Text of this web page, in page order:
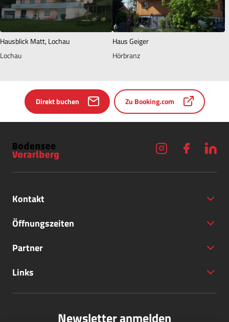
Hausblick Matt, Lochau
Lochau
Haus Geiger
Hörbranz
Direkt buchen Zu Booking.com
Kontakt
+43 (5572) 40797
Öffnungszeiten
Partner
Links
Newsletter anmelden